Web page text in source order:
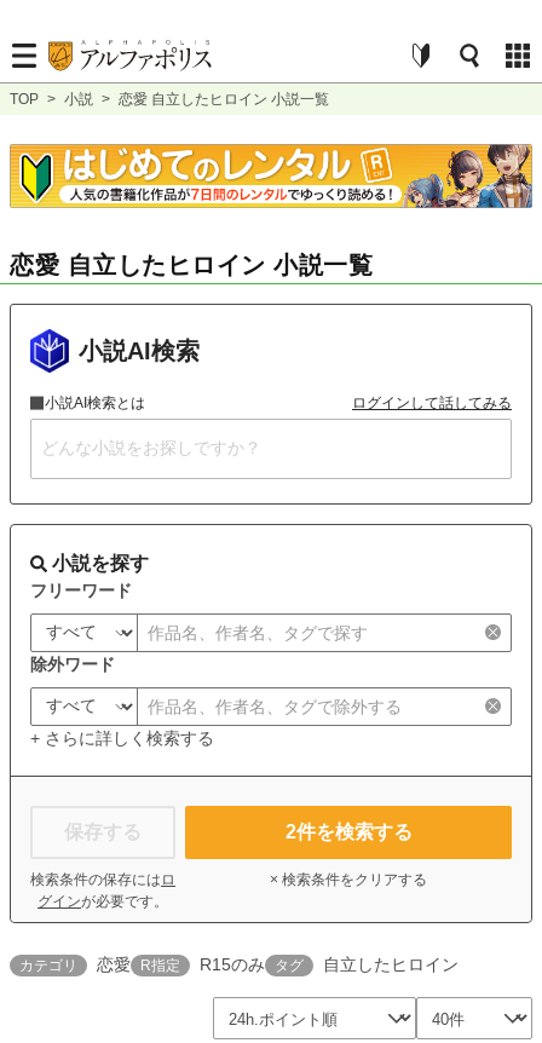
TOP > 小説 > 恋愛 自立したヒロイン 小説一覧
恋愛 自立したヒロイン 小説一覧
小説AI検索
小説AI検索とは ログインして話してみる
小説を探す
フリーワード
除外ワード
+ さらに詳しく検索する
保存する
検索条件の保存には ロ
グインが必要です。
2件を検索する
× 検索条件をクリアする
カテゴリ 恋愛 R指定 R15のみ タグ 自立したヒロイン